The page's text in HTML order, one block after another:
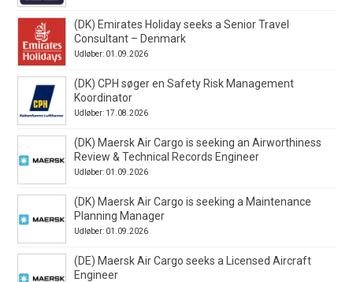
(DK) Emirates Holiday seeks a Senior Travel
Consultant – Denmark
Udløber: 01.09.2026
(DK) CPH søger en Safety Risk Management
Koordinator
Udløber: 17.08.2026
(DK) Maersk Air Cargo is seeking an Airworthiness
Review & Technical Records Engineer
Udløber: 01.09.2026
(DK) Maersk Air Cargo is seeking a Maintenance
Planning Manager
Udløber: 01.09.2026
(DE) Maersk Air Cargo seeks a Licensed Aircraft
Engineer